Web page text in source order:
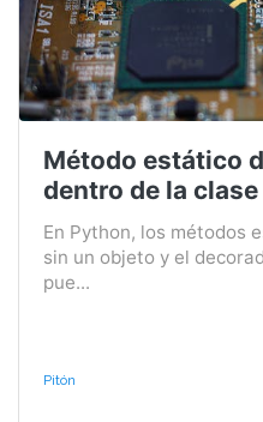
Método estático
dentro de la clase
En Python, los métodos
sin un objeto y el
pue...
Pitón